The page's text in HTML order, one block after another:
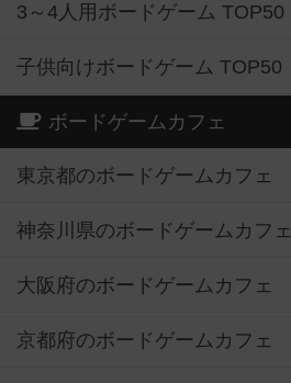
3～4人用ボードゲーム TOP50
子供向けボードゲーム TOP50
ボードゲームカフェ
東京都のボードゲームカフェ
神奈川県のボードゲームカフェ
大阪府のボードゲームカフェ
京都府のボードゲームカフェ